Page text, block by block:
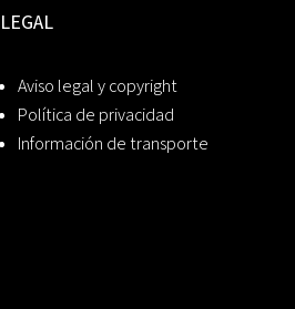
LEGAL
Aviso legal y copyright
Política de privacidad
Información de transporte